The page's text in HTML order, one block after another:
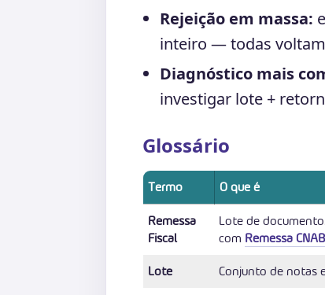
Rejeição em massa:
inteiro — todas
Diagnóstico mais
investigar lote +
Glossário
Termo O que é
Remessa
Fiscal
Lote de
com Remessa CNAB
Lote
Conjunto de notas